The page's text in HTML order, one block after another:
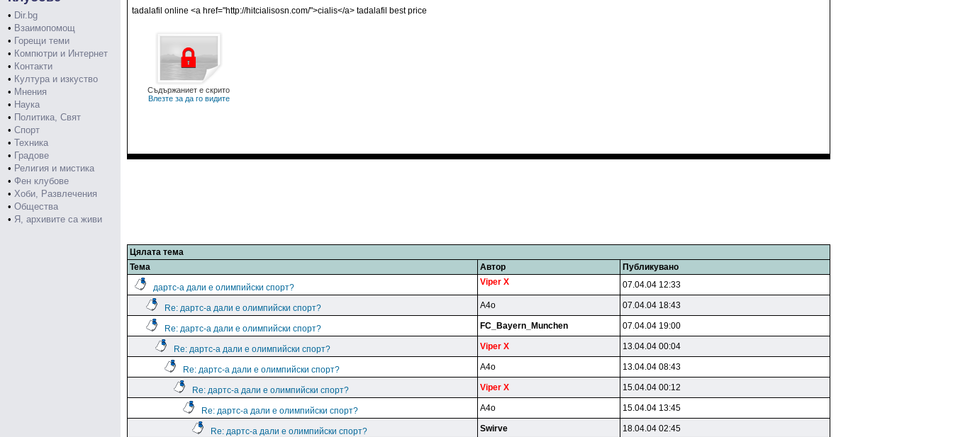
• Dir.bg
• Взаимопомощ
• Горещи теми
• Компютри и Интернет
• Контакти
• Култура и изкуство
• Мнения
• Наука
• Политика, Свят
• Спорт
• Техника
• Градове
• Религия и мистика
• Фен клубове
• Хоби, Развлечения
• Общества
• Я, архивите са живи
tadalafil online <a href="http://hitcialisosn.com/">cialis</a> tadalafil best price
Съдържаниет е скрито
Влезте за да го видите
Цялата тема
Тема
Автор Публикувано
дартс-а дали е олимпийски спорт?
Viper X 07.04.04 12:33
Re: дартс-а дали е олимпийски спорт? A4o 07.04.04 18:43
Re: дартс-а дали е олимпийски спорт? FC_Bayern_Munchen 07.04.04 19:00
Re: дартс-а дали е олимпийски спорт? Viper X 13.04.04 00:04
Re: дартс-а дали е олимпийски спорт? A4o 13.04.04 08:43
Re: дартс-а дали е олимпийски спорт? Viper X 15.04.04 00:12
Re: дартс-а дали е олимпийски спорт? A4o 15.04.04 13:45
Re: дартс-а дали е олимпийски спорт? Swirve 18.04.04 02:45